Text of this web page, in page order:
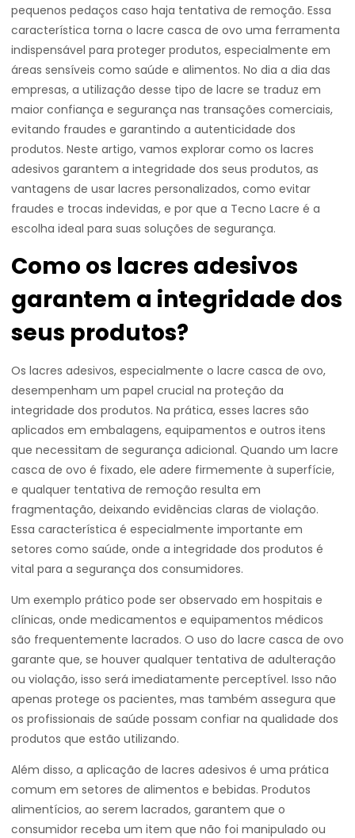
pequenos pedaços caso haja tentativa de remoção. Essa
característica torna o lacre casca de ovo uma ferramenta
indispensável para proteger produtos, especialmente em
áreas sensíveis como saúde e alimentos. No dia a dia das
empresas, a utilização desse tipo de lacre se traduz em
maior confiança e segurança nas transações comerciais,
evitando fraudes e garantindo a autenticidade dos
produtos. Neste artigo, vamos explorar como os lacres
adesivos garantem a integridade dos seus produtos, as
vantagens de usar lacres personalizados, como evitar
fraudes e trocas indevidas, e por que a Tecno Lacre é a
escolha ideal para suas soluções de segurança.
Como os lacres adesivos
garantem a integridade dos
seus produtos?
Os lacres adesivos, especialmente o lacre casca de ovo,
desempenham um papel crucial na proteção da
integridade dos produtos. Na prática, esses lacres são
aplicados em embalagens, equipamentos e outros itens
que necessitam de segurança adicional. Quando um lacre
casca de ovo é fixado, ele adere firmemente à superfície,
e qualquer tentativa de remoção resulta em
fragmentação, deixando evidências claras de violação.
Essa característica é especialmente importante em
setores como saúde, onde a integridade dos produtos é
vital para a segurança dos consumidores.
Um exemplo prático pode ser observado em hospitais e
clínicas, onde medicamentos e equipamentos médicos
são frequentemente lacrados. O uso do lacre casca de ovo
garante que, se houver qualquer tentativa de adulteração
ou violação, isso será imediatamente perceptível. Isso não
apenas protege os pacientes, mas também assegura que
os profissionais de saúde possam confiar na qualidade dos
produtos que estão utilizando.
Além disso, a aplicação de lacres adesivos é uma prática
comum em setores de alimentos e bebidas. Produtos
alimentícios, ao serem lacrados, garantem que o
consumidor receba um item que não foi manipulado ou